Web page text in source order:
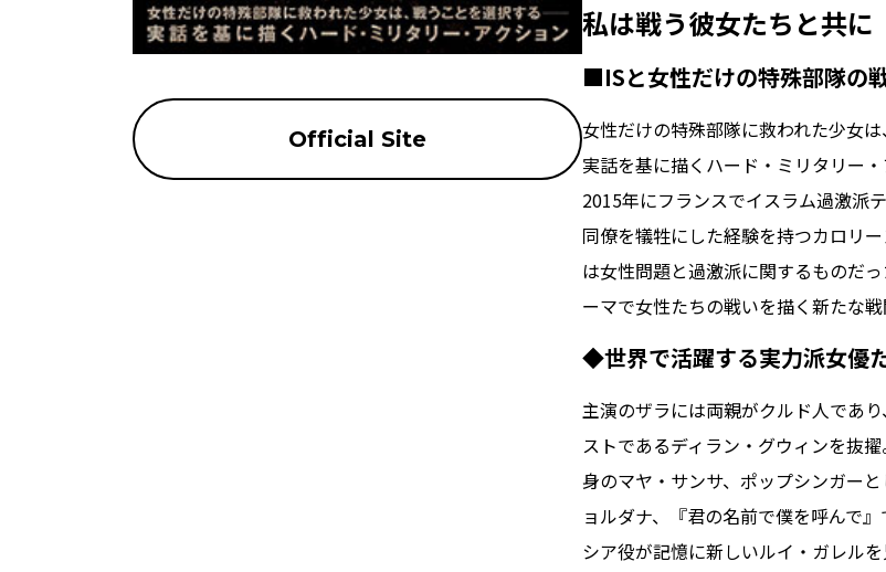
Official Site
私は戦う――彼女たちと共に
■ISと女性だけの特殊部隊の
女性だけの特殊部隊に救われた少女
実話を基に描くハード・ミリタリー
2015年にフランスでイスラム過激派
同僚を犠牲にした経験を持つカロリ
は女性問題と過激派に関するものだ
ーマで女性たちの戦いを描く新たな戦
◆世界で活躍する実力派女優
主演のザラには両親がクルド人であ
ストであるディラン・グウィンを抜
身のマヤ・サンサ、ポップシンガー
ョルダナ、『君の名前で僕を呼んで
シア役が記憶に新しいルイ・ガレル